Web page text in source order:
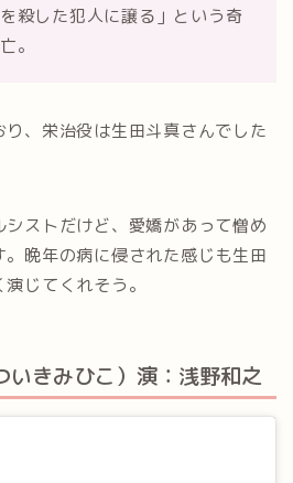
殺した犯人に譲る」という奇
。
り、栄治役は生田斗真さんでした
ストだけど、愛嬌があって憎め
晩年の病に侵された感じも生田
じてくれそう。
いきみひこ）演：浅野和之